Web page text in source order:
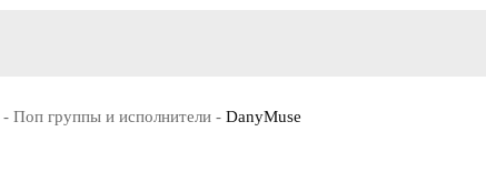
- Поп группы и исполнители - DanyMuse